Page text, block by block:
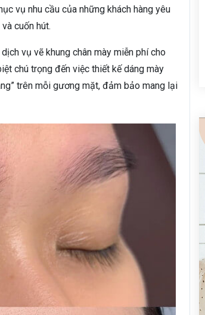
vụ nhu cầu của những khách hàng yêu
cuốn hút.
vụ vẽ khung chân mày miễn phí cho
chú trọng đến việc thiết kế dáng mày
trên mỗi gương mặt, đảm bảo mang lại